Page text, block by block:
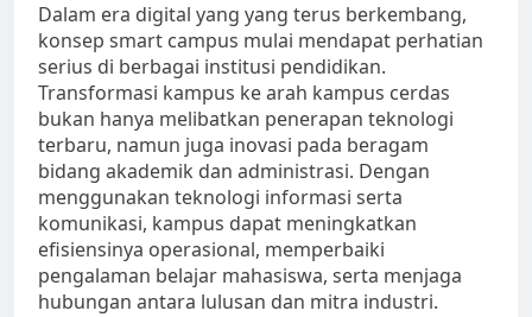
Dalam era digital yang yang terus berkembang,
konsep smart campus mulai mendapat perhatian
serius di berbagai institusi pendidikan.
Transformasi kampus ke arah kampus cerdas
bukan hanya melibatkan penerapan teknologi
terbaru, namun juga inovasi pada beragam
bidang akademik dan administrasi. Dengan
menggunakan teknologi informasi serta
komunikasi, kampus dapat meningkatkan
efisiensinya operasional, memperbaiki
pengalaman belajar mahasiswa, serta menjaga
hubungan antara lulusan dan mitra industri.